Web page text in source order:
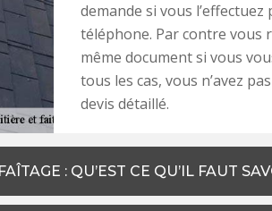
demande si vous
téléphone. Par contre vous
même document si vous
tous les cas, vous n’avez
devis détaillé.
: QU’EST CE QU’IL FAUT